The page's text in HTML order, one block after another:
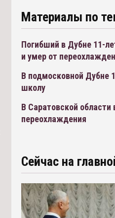
Материалы по
Погибший в Дубне 11-
и умер от
В подмосковной Дубне
школу
В Саратовской области
переохлаждения
Сейчас на